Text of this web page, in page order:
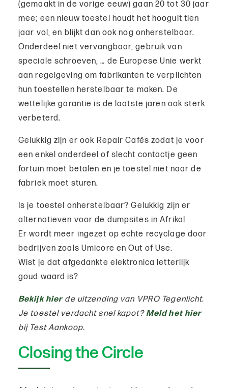
(gemaakt in de vorige eeuw) gaan 20 tot 30 jaar
mee; een nieuw toestel houdt het hooguit tien
jaar vol, en blijkt dan ook nog onherstelbaar.
Onderdeel niet vervangbaar, gebruik van
speciale schroeven, … de Europese Unie werkt
aan regelgeving om fabrikanten te verplichten
hun toestellen herstelbaar te maken. De
wettelijke garantie is de laatste jaren ook sterk
verbeterd.
Gelukkig zijn er ook Repair Cafés zodat je voor
een enkel onderdeel of slecht contactje geen
fortuin moet betalen en je toestel niet naar de
fabriek moet sturen.
Is je toestel onherstelbaar? Gelukkig zijn er
alternatieven voor de dumpsites in Afrika!
Er wordt meer ingezet op echte recyclage door
bedrijven zoals Umicore en Out of Use.
Wist je dat afgedankte elektronica letterlijk
goud waard is?
Bekijk hierde uitzending van VPRO Tegenlicht.
Je toestel verdacht snel kapot?Meld het hier
bij Test Aankoop.
Closing the Circle